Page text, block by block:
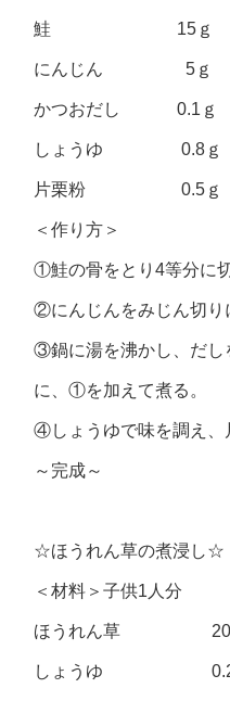
鮭 15ｇ
にんじん 5ｇ
かつおだし 0.1ｇ
しょうゆ 0.8ｇ
片栗粉 0.5ｇ
＜作り方＞
①鮭の骨をとり4等分に切
②にんじんをみじん切り
③鍋に湯を沸かし、だ
に、①を加えて煮る。
④しょうゆで味を調え、
～完成～
☆ほうれん草の煮浸し☆
＜材料＞子供1人分
ほうれん草 20
しょうゆ 0.2